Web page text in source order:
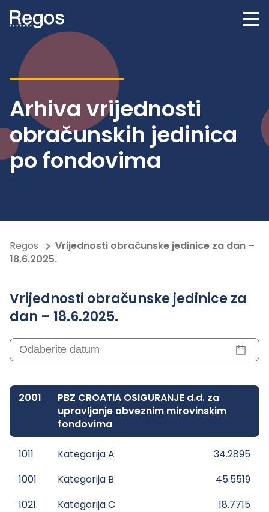
Arhiva vrijednosti
obračunskih jedinica
po fondovima
Regos
Vrijednosti obračunske jedinice za dan –
18.6.2025.
Vrijednosti obračunske jedinice za
dan – 18.6.2025.
2001
PBZ CROATIA OSIGURANJE d.d. za
upravljanje obveznim mirovinskim
fondovima
1011 Kategorija A
34.2895
1001
Kategorija B
45.5519
1021
Kategorija C 18.7715